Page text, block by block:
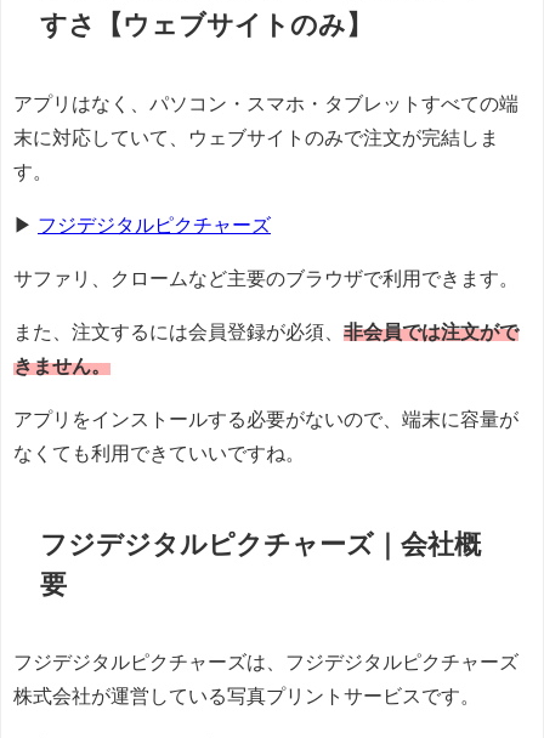
すさ【ウェブサイトのみ】
アプリはなく、パソコン・スマホ・タブレットすべての端
末に対応していて、ウェブサイトのみで注文が完結しま
す。
▶ フジデジタルピクチャーズ
サファリ、クロームなど主要のブラウザで利用できます。
また、注文するには会員登録が必須、 非会員では注文がで
きません。
アプリをインストールする必要がないので、端末に容量が
なくても利用できていいですね。
フジデジタルピクチャーズ｜会社概
要
フジデジタルピクチャーズは、フジデジタルピクチャーズ
株式会社が運営している写真プリントサービスです。